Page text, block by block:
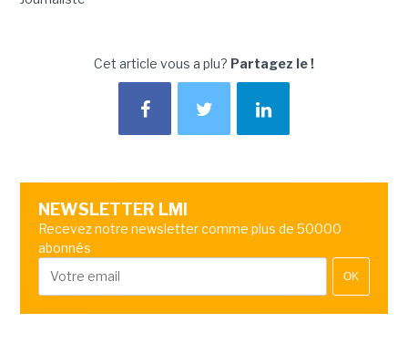
Cet article vous a plu? Partagez le !
NEWSLETTER LMI
Recevez notre newsletter comme plus de 50000
abonnés
OK